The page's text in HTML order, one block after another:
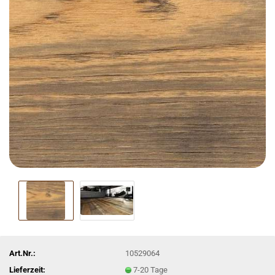
Art.Nr.:
10529064
Lieferzeit:
7-20 Tage